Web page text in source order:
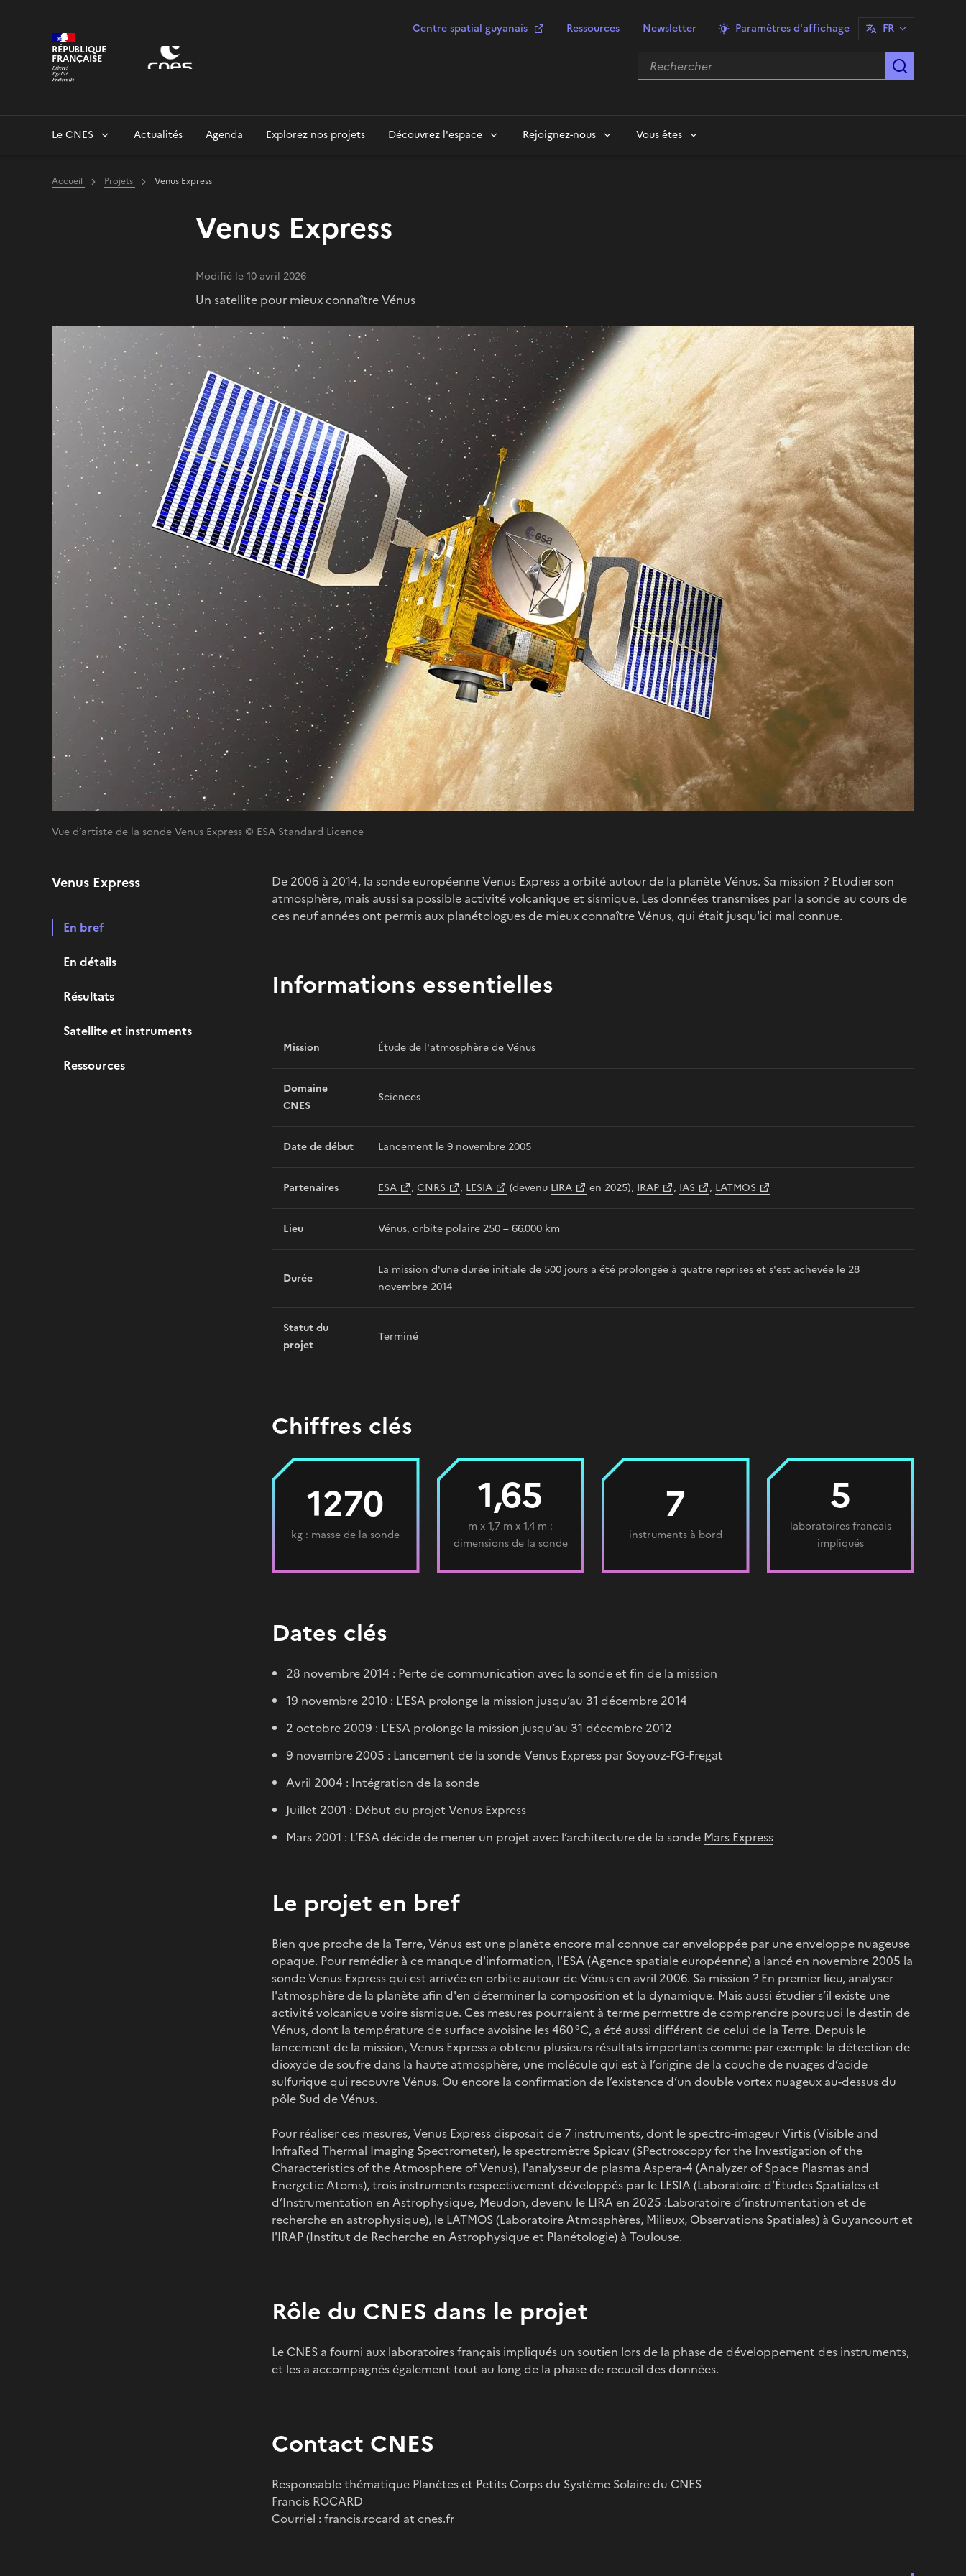
RÉPUBLIQUE
FRANÇAISE
Centre spatial guyanais Ressources Newsletter Paramètres d'affichage FR
Rechercher
Le CNES Actualités Agenda Explorez nos projets Découvrez l'espace Rejoignez-nous Vous êtes
Accueil Projets Venus Express
Venus Express
Modifié le 10 avril 2026
Un satellite pour mieux connaître Vénus
Vue d’artiste de la sonde Venus Express © ESA Standard Licence
Venus Express
En bref
En détails
Résultats
Satellite et instruments
Ressources
De 2006 à 2014, la sonde européenne Venus Express a orbité autour de la planète Vénus. Sa mission ? Etudier son
atmosphère, mais aussi sa possible activité volcanique et sismique. Les données transmises par la sonde au cours de
ces neuf années ont permis aux planétologues de mieux connaître Vénus, qui était jusqu'ici mal connue.
Informations essentielles
Mission Étude de l'atmosphère de Vénus
Domaine
CNES
Sciences
Date de début Lancement le 9 novembre 2005
Partenaires ESA , CNRS , LESIA (devenu LIRA en 2025), IRAP , IAS , LATMOS
Lieu Vénus, orbite polaire 250 – 66.000 km
Durée
La mission d'une durée initiale de 500 jours a été prolongée à quatre reprises et s'est achevée le 28
novembre 2014
Statut du
projet
Terminé
Chiffres clés
1270
kg : masse de la sonde
1,65
m x 1,7 m x 1,4 m :
dimensions de la sonde
7
instruments à bord
5
laboratoires français
impliqués
Dates clés
28 novembre 2014 : Perte de communication avec la sonde et fin de la mission
19 novembre 2010 : L’ESA prolonge la mission jusqu’au 31 décembre 2014
2 octobre 2009 : L’ESA prolonge la mission jusqu’au 31 décembre 2012
9 novembre 2005 : Lancement de la sonde Venus Express par Soyouz-FG-Fregat
Avril 2004 : Intégration de la sonde
Juillet 2001 : Début du projet Venus Express
Mars 2001 : L’ESA décide de mener un projet avec l’architecture de la sonde Mars Express
Le projet en bref
Bien que proche de la Terre, Vénus est une planète encore mal connue car enveloppée par une enveloppe nuageuse
opaque. Pour remédier à ce manque d'information, l'ESA (Agence spatiale européenne) a lancé en novembre 2005 la
sonde Venus Express qui est arrivée en orbite autour de Vénus en avril 2006. Sa mission ? En premier lieu, analyser
l'atmosphère de la planète afin d'en déterminer la composition et la dynamique. Mais aussi étudier s’il existe une
activité volcanique voire sismique. Ces mesures pourraient à terme permettre de comprendre pourquoi le destin de
Vénus, dont la température de surface avoisine les 460 °C, a été aussi différent de celui de la Terre. Depuis le
lancement de la mission, Venus Express a obtenu plusieurs résultats importants comme par exemple la détection de
dioxyde de soufre dans la haute atmosphère, une molécule qui est à l’origine de la couche de nuages d’acide
sulfurique qui recouvre Vénus. Ou encore la confirmation de l’existence d’un double vortex nuageux au-dessus du
pôle Sud de Vénus.
Pour réaliser ces mesures, Venus Express disposait de 7 instruments, dont le spectro-imageur Virtis (Visible and
InfraRed Thermal Imaging Spectrometer), le spectromètre Spicav (SPectroscopy for the Investigation of the
Characteristics of the Atmosphere of Venus), l'analyseur de plasma Aspera-4 (Analyzer of Space Plasmas and
Energetic Atoms), trois instruments respectivement développés par le LESIA (Laboratoire d’Études Spatiales et
d’Instrumentation en Astrophysique, Meudon, devenu le LIRA en 2025 :Laboratoire d’instrumentation et de
recherche en astrophysique), le LATMOS (Laboratoire Atmosphères, Milieux, Observations Spatiales) à Guyancourt et
l'IRAP (Institut de Recherche en Astrophysique et Planétologie) à Toulouse.
Rôle du CNES dans le projet
Le CNES a fourni aux laboratoires français impliqués un soutien lors de la phase de développement des instruments,
et les a accompagnés également tout au long de la phase de recueil des données.
Contact CNES
Responsable thématique Planètes et Petits Corps du Système Solaire du CNES
Francis ROCARD
Courriel : francis.rocard at cnes.fr